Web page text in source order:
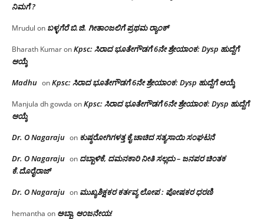
ನಿಮಗೆ ?
Mrudul on ಬಳ್ಳಗೆರೆ ಬಿ.ಜಿ. ಗೀತಾಂಜಲಿಗೆ ಪ್ರಥಮ ರ‌್ಯಾಂಕ್
Bharath KumaronKpsc: ಸಿರಾದ ಭೂತೇಗೌಡಗೆ 6ನೇ ಶ್ರೇಯಾಂಕ: Dysp ಹುದ್ದೆಗೆ
ಆಯ್ಕೆ
Madhu onKpsc: ಸಿರಾದ ಭೂತೇಗೌಡಗೆ 6ನೇ ಶ್ರೇಯಾಂಕ: Dysp ಹುದ್ದೆಗೆ ಆಯ್ಕೆ
Manjula dh gowda onKpsc: ಸಿರಾದ ಭೂತೇಗೌಡಗೆ 6ನೇ ಶ್ರೇಯಾಂಕ: Dysp ಹುದ್ದೆಗೆ
ಆಯ್ಕೆ
Dr. O Nagaraju on ಕುಷ್ಠರೋಗಿಗಳತ್ತ ಕೈ ಚಾಚಿದ ಸತ್ಯಸಾಯಿ ಸಂಘಟನೆ
Dr. O Nagaraju on ದಬ್ಬಾಳಿಕೆ, ದಮನಕಾರಿ ನೀತಿ ಸಲ್ಲದು – ಜನಪರ ಚಿಂತಕ
ಕೆ.ದೊರೈರಾಜ್
Dr. O Nagaraju on ಮುಖ್ಯಶಿಕ್ಷಕರ ಕರ್ತವ್ಯ ಲೋಪ : ಪೋಷಕರ ಧರಣಿ
hemantha on ಅಬ್ಬಾ, ಆಂಜನೇಯ!